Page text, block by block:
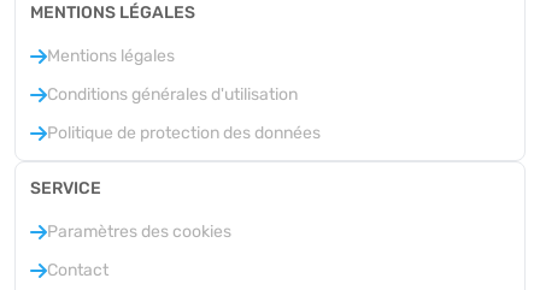
MENTIONS LÉGALES
Mentions légales
Conditions générales d'utilisation
Politique de protection des données
SERVICE
Paramètres des cookies
Contact